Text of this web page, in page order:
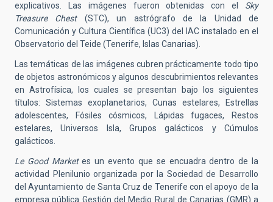
explicativos. Las imágenes fueron obtenidas con el Sky
Treasure Chest(STC), un astrógrafo de la Unidad de
Comunicación y Cultura Científica (UC3) del IAC instalado en el
Observatorio del Teide (Tenerife, Islas Canarias).
Las temáticas de las imágenes cubren prácticamente todo tipo
de objetos astronómicos y algunos descubrimientos relevantes
en Astrofísica, los cuales se presentan bajo los siguientes
títulos: Sistemas exoplanetarios, Cunas estelares, Estrellas
adolescentes, Fósiles cósmicos, Lápidas fugaces, Restos
estelares, Universos Isla, Grupos galácticos y Cúmulos
galácticos.
Le Good Marketes un evento que se encuadra dentro de la
actividad Plenilunio organizada por la Sociedad de Desarrollo
del Ayuntamiento de Santa Cruz de Tenerife con el apoyo de la
empresa pública Gestión del Medio Rural de Canarias (GMR) a